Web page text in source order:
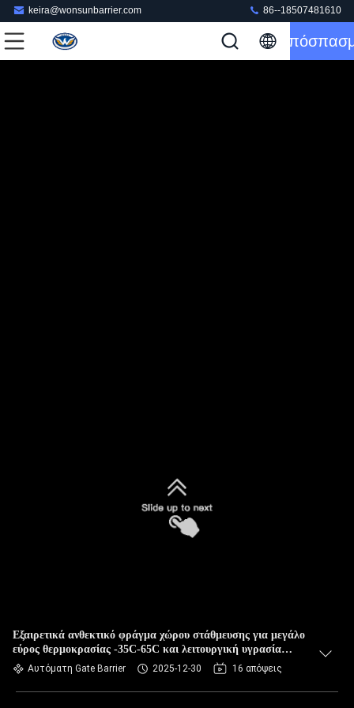
keira@wonsunbarrier.com 86--18507481610
Εξαιρετικά ανθεκτικό φράγμα χώρου στάθμευσης για μεγάλο
εύρος θερμοκρασίας -35C-65C και λειτουργική υγρασία
≤90%Αυτόματη Gate Barrier 2025-12-30 16 απόψεις